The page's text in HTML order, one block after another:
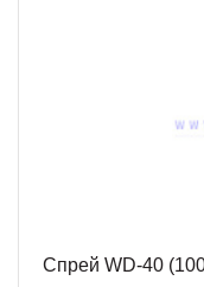
Спрей WD-40